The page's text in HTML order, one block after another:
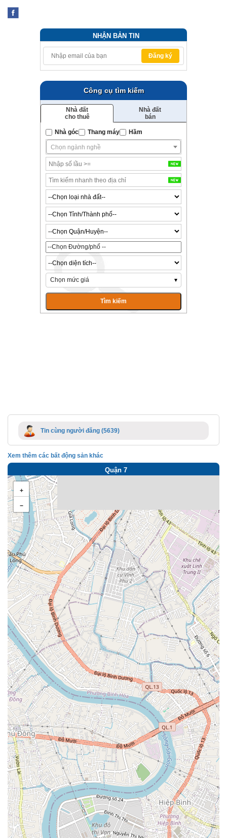
NHẬN BẢN TIN
Đăng ký
Công cụ tìm kiếm
Nhà đất
cho thuê
Nhà đất
bán
Nhà góc Thang máy Hầm
Chọn ngành nghề
Chọn mức giá
Tin cùng người đăng (5639)
Xem thêm các bất động sản khác
Quận 7
+
−